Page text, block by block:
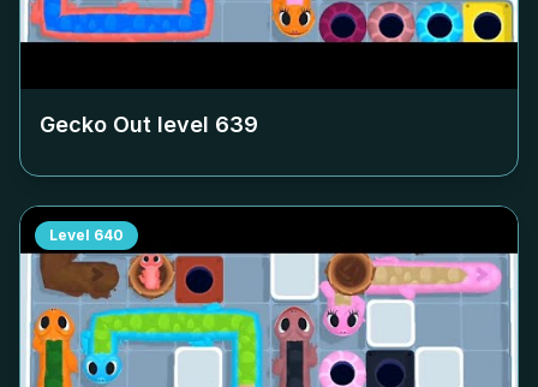
Gecko Out level 639
Level 640